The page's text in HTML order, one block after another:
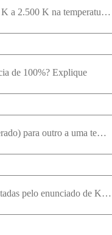
Reconsidere o Prob. 9–16. Usando o EES (ou outro programa), estude o efeito da variação de 1.500 K a 2.500 K na temperatura após o fornecimento de calor a um volume constante. Trace um gráfico do trab
de 100%? Explique
Em um refrigerador, o calor é transferido de um meio a uma temperatura mais baixa (o espaço refrigerado) para outro a uma temperatura mais alta (o ar da cozinha). Isso é uma violação da segunda lei da
As eficiências de todos os aparelhos produtores de trabalho, inclusive as usinas hidrelétricas, são limitadas pelo enunciado de Kelvin–Planck da segunda lei? Explique